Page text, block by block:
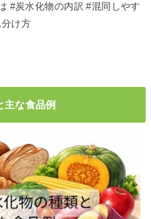
#炭水化物の内訳 #混同しやす
け方
主な食品例